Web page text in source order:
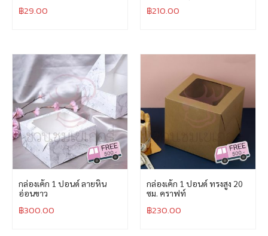
฿29.00 ฿210.00
กล่องเค้ก 1 ปอนด์ ลายหิน
อ่อนขาว
฿300.00
กล่องเค้ก 1 ปอนด์ ทรงสูง 20
ซม. คราฟท์
฿230.00